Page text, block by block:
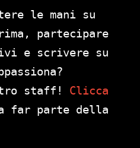
le mani su
partecipare
e scrivere su
staff! Clicca
far parte della